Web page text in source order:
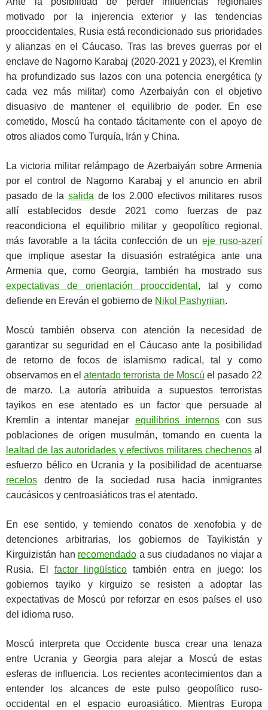
motivado por la injerencia exterior y las tendencias
prooccidentales, Rusia está recondicionado sus prioridades
y alianzas en el Cáucaso. Tras las breves guerras por el
enclave de Nagorno Karabaj (2020-2021 y 2023), el Kremlin
ha profundizado sus lazos con una potencia energética (y
cada vez más militar) como Azerbaiyán con el objetivo
disuasivo de mantener el equilibrio de poder. En ese
cometido, Moscú ha contado tácitamente con el apoyo de
otros aliados como Turquía, Irán y China.
La victoria militar relámpago de Azerbaiyán sobre Armenia
por el control de Nagorno Karabaj y el anuncio en abril
pasado de la salida de los 2.000 efectivos militares rusos
allí establecidos desde 2021 como fuerzas de paz
reacondiciona el equilibrio militar y geopolítico regional,
más favorable a la tácita confección de un eje ruso-azerí
que implique asestar la disuasión estratégica ante una
Armenia que, como Georgia, también ha mostrado sus
expectativas de orientación prooccidental , tal y como
defiende en Ereván el gobierno de Nikol Pashynian.
Moscú también observa con atención la necesidad de
garantizar su seguridad en el Cáucaso ante la posibilidad
de retorno de focos de islamismo radical, tal y como
observamos en elatentado terrorista de Moscú el pasado 22
de marzo. La autoría atribuida a supuestos terroristas
tayikos en ese atentado es un factor que persuade al
Kremlin a intentar manejar equilibrios internoscon sus
poblaciones de origen musulmán, tomando en cuenta la
lealtad de las autoridades y efectivos militares chechenosal
esfuerzo bélico en Ucrania y la posibilidad de acentuarse
recelos dentro de la sociedad rusa hacia inmigrantes
caucásicos y centroasiáticos tras el atentado.
En ese sentido, y temiendo conatos de xenofobia y de
detenciones arbitrarias, los gobiernos de Tayikistán y
Kirguizistán han recomendado a sus ciudadanos no viajar a
Rusia. El factor lingüístico también entra en juego: los
gobiernos tayiko y kirguizo se resisten a adoptar las
expectativas de Moscú por reforzar en esos países el uso
del idioma ruso.
Moscú interpreta que Occidente busca crear una tenaza
entre Ucrania y Georgia para alejar a Moscú de estas
esferas de influencia. Los recientes acontecimientos dan a
entender los alcances de este pulso geopolítico ruso-
occidental en el espacio euroasiático. Mientras Europa